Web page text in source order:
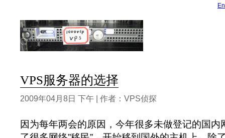
VPS服务器的选择
2009年04月8日 下午 | 作者：VPS侦探
因为每年两会的原因，今年很多未做登记的国内